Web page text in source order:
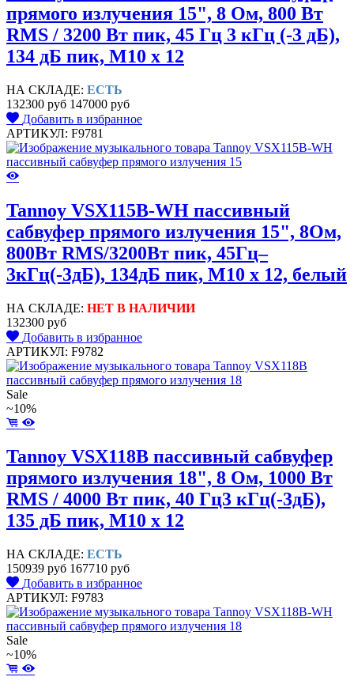
прямого излучения 15", 8 Ом, 800 Вт
RMS / 3200 Вт пик, 45 Гц 3 кГц (-3 дБ),
134 дБ пик, M10 x 12
НА СКЛАДЕ: ЕСТЬ
132300 руб 147000 руб
Добавить в избранное
АРТИКУЛ: F9781
Tannoy VSX115B-WH пассивный
сабвуфер прямого излучения 15", 8Ом,
800Вт RMS/3200Вт пик, 45Гц–
3кГц(-3дБ), 134дБ пик, M10 x 12, белый
НА СКЛАДЕ: НЕТ В НАЛИЧИИ
132300 руб
Добавить в избранное
АРТИКУЛ: F9782
Sale
~10%
Tannoy VSX118B пассивный сабвуфер
прямого излучения 18", 8 Ом, 1000 Вт
RMS / 4000 Вт пик, 40 Гц3 кГц(-3дБ),
135 дБ пик, M10 x 12
НА СКЛАДЕ: ЕСТЬ
150939 руб 167710 руб
Добавить в избранное
АРТИКУЛ: F9783
Sale
~10%